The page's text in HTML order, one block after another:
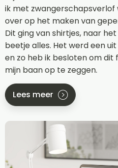
ik met zwangerschapsverlof
over op het maken van
Dit ging van shirtjes, naar
beetje alles. Het werd een
en zo heb ik besloten om
mijn baan op te zeggen.
Lees meer